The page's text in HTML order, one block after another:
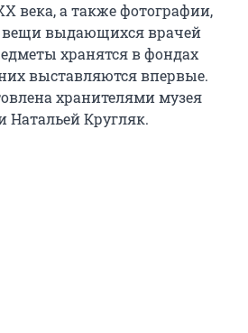
века, а также фотографии,
выдающихся врачей
хранятся в фондах
выставляются впервые.
хранителями музея
Натальей Кругляк.